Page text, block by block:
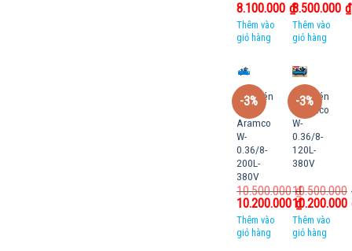
8.100.000 ₫
Thêm vào
giỏ hàng
8.500.000 ₫
Thêm vào
giỏ hàng
-3%
Máy nén
khí
Aramco
W-
0.36/8-
200L-
380V
10.500.000 ₫
10.200.000 ₫
Thêm vào
giỏ hàng
-3%
Máy nén
khí Huco
W-
0.36/8-
120L-
380V
10.500.000
10.200.000
Thêm vào
giỏ hàng